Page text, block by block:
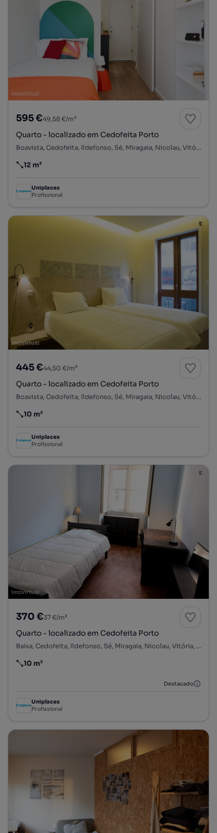
595 €49,58 €/m²
Quarto - localizado em Cedofeita Porto
Boavista, Cedofeita, Ildefonso, Sé, Miragaia, Nicolau, Vitória, Porto, Porto
Preço por metro quadrado
12 m²
Uniplaces
Profissional
445 €44,50 €/m²
Quarto - localizado em Cedofeita Porto
Boavista, Cedofeita, Ildefonso, Sé, Miragaia, Nicolau, Vitória, Porto, Porto
Preço por metro quadrado
10 m²
Uniplaces
Profissional
370 €37 €/m²
Quarto - localizado em Cedofeita Porto
Baixa, Cedofeita, Ildefonso, Sé, Miragaia, Nicolau, Vitória, Porto, Porto
Preço por metro quadrado
10 m²
Destacado
Uniplaces
Profissional